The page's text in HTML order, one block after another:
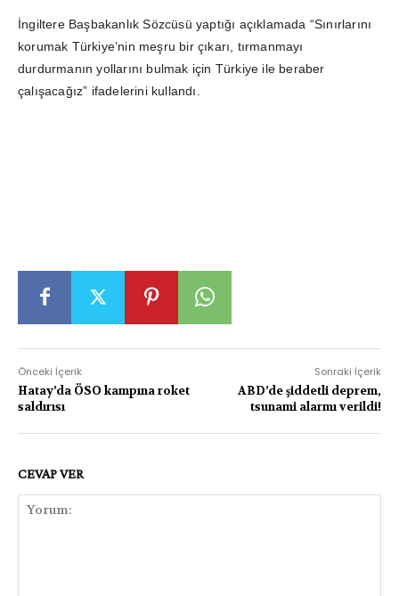
İngiltere Başbakanlık Sözcüsü yaptığı açıklamada “Sınırlarını
korumak Türkiye’nin meşru bir çıkarı, tırmanmayı
durdurmanın yollarını bulmak için Türkiye ile beraber
çalışacağız” ifadelerini kullandı.
Önceki İçerik
Hatay’da ÖSO kampına roket
saldırısı
Sonraki İçerik
ABD’de şiddetli deprem,
tsunami alarmı verildi!
CEVAP VER